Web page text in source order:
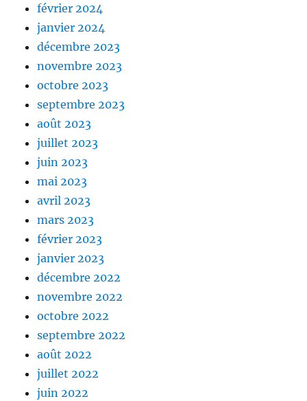
février 2024
janvier 2024
décembre 2023
novembre 2023
octobre 2023
septembre 2023
août 2023
juillet 2023
juin 2023
mai 2023
avril 2023
mars 2023
février 2023
janvier 2023
décembre 2022
novembre 2022
octobre 2022
septembre 2022
août 2022
juillet 2022
juin 2022